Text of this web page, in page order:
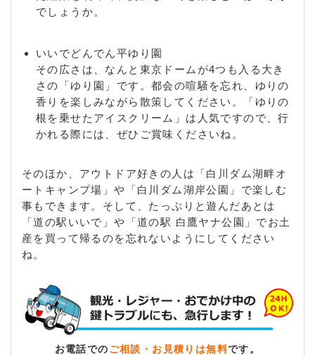
でしょうか。
いいでどんでん平ゆり園
その広さは、なんと東京ドームが4つも入る大き
さの「ゆり園」です。都会の喧騒を忘れ、ゆりの
香りを楽しみながら散策してください。「ゆりの
根を乗せたアイスクリーム」は人気ですので、行
かれる際には、ぜひご賞味くださいね。
そのほか、アウトドア好きの人は「白川ダム湖畔オ
ートキャンプ場」や「白川ダム湖岸公園」で楽しむ
事もできます。そして、たっぷりと遊んだあとは
「道の駅いいで」や「道の駅 白鷹ヤナ公園」でお土
産を買って帰るのを忘れないようにしてください
ね。
お電話での ご相談・お見積りは無料です。